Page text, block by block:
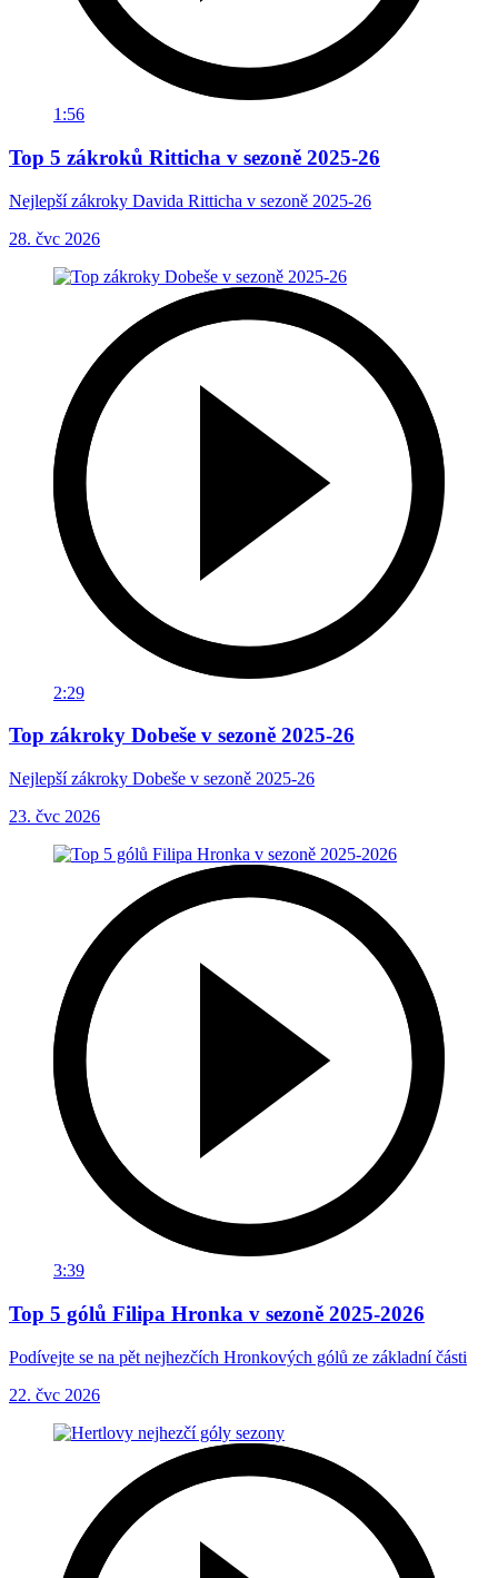
1:56
Top 5 zákroků Ritticha v sezoně 2025-26
Nejlepší zákroky Davida Ritticha v sezoně 2025-26
28. čvc 2026
2:29
Top zákroky Dobeše v sezoně 2025-26
Nejlepší zákroky Dobeše v sezoně 2025-26
23. čvc 2026
3:39
Top 5 gólů Filipa Hronka v sezoně 2025-2026
Podívejte se na pět nejhezčích Hronkových gólů ze základní části
22. čvc 2026